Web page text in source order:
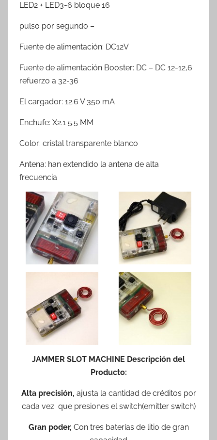
LED2 + LED3-6 bloque 16
pulso por segundo –
Fuente de alimentación: DC12V
Fuente de alimentación Booster: DC – DC 12-12,6
refuerzo a 32-36
El cargador: 12.6 V 350 mA
Enchufe: X2.1 5.5 MM
Color: cristal transparente blanco
Antena: han extendido la antena de alta
frecuencia
JAMMER SLOT MACHINE Descripción del
Producto:
Alta precisión, ajusta la cantidad de créditos por
cada vez que presiones el switch(emitter switch)
Gran poder, Con tres baterías de litio de gran